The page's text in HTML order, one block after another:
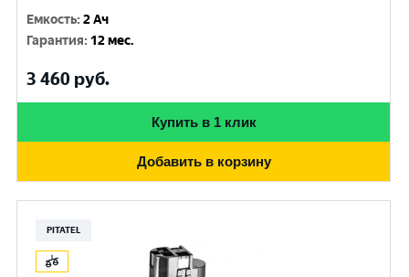
Емкость:2 Ач
Гарантия: 12 мес.
3 460 руб.
Купить в 1 клик
Добавить в корзину
PITATEL